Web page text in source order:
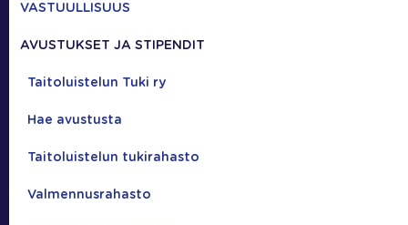
VASTUULLISUUS
AVUSTUKSET JA STIPENDIT
Taitoluistelun Tuki ry
Hae avustusta
Taitoluistelun tukirahasto
Valmennusrahasto